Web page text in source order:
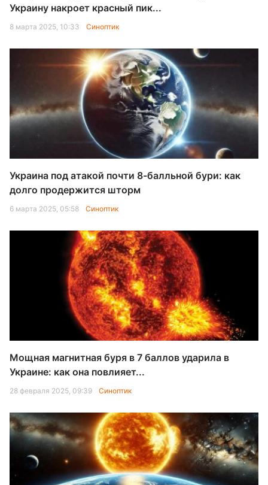
Украину накроет красный пик...
8 марта 2025, 10:33 Синоптик
Украина под атакой почти 8-балльной бури: как
долго продержится шторм
6 марта 2025, 05:58 Синоптик
Мощная магнитная буря в 7 баллов ударила в
Украине: как она повлияет...
28 февраля 2025, 09:39 Синоптик